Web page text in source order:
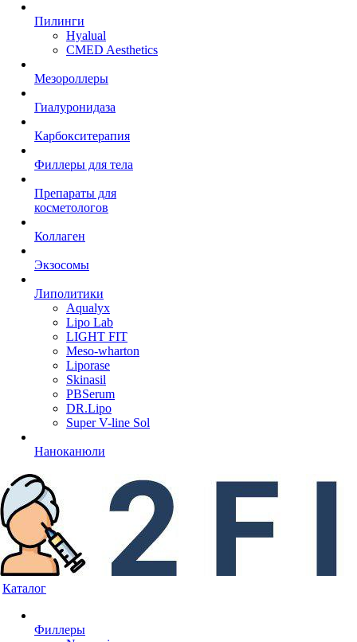
Пилинги
Hyalual
CMED Aesthetics
Мезороллеры
Гиалуронидаза
Карбокситерапия
Филлеры для тела
Препараты для
косметологов
Коллаген
Экзосомы
Липолитики
Aqualyx
Lipo Lab
LIGHT FIT
Meso-wharton
Liporase
Skinasil
PBSerum
DR.Lipo
Super V-line Sol
Наноканюли
Каталог
Филлеры